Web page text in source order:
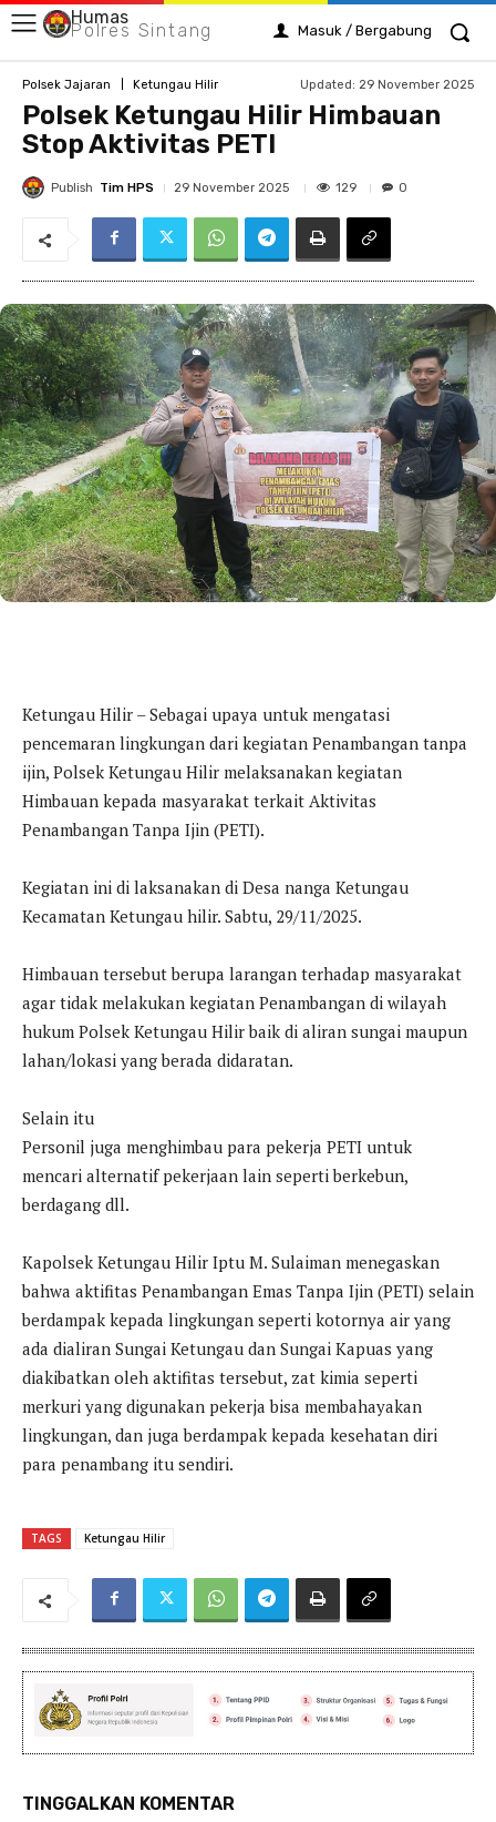
Humas
Polres Sintang Masuk / Bergabung
Polsek Jajaran Ketungau Hilir Updated: 29 November 2025
Polsek Ketungau Hilir Himbauan
Stop Aktivitas PETI
Publish Tim HPS 29 November 2025 129 0
Ketungau Hilir – Sebagai upaya untuk mengatasi
pencemaran lingkungan dari kegiatan Penambangan tanpa
ijin, Polsek Ketungau Hilir melaksanakan kegiatan
Himbauan kepada masyarakat terkait Aktivitas
Penambangan Tanpa Ijin (PETI).
Kegiatan ini di laksanakan di Desa nanga Ketungau
Kecamatan Ketungau hilir. Sabtu, 29/11/2025.
Himbauan tersebut berupa larangan terhadap masyarakat
agar tidak melakukan kegiatan Penambangan di wilayah
hukum Polsek Ketungau Hilir baik di aliran sungai maupun
lahan/lokasi yang berada didaratan.
Selain itu
Personil juga menghimbau para pekerja PETI untuk
mencari alternatif pekerjaan lain seperti berkebun,
berdagang dll.
Kapolsek Ketungau Hilir Iptu M. Sulaiman menegaskan
bahwa aktifitas Penambangan Emas Tanpa Ijin (PETI) selain
berdampak kepada lingkungan seperti kotornya air yang
ada dialiran Sungai Ketungau dan Sungai Kapuas yang
diakibatkan oleh aktifitas tersebut, zat kimia seperti
merkuri yang digunakan pekerja bisa membahayakan
lingkungan, dan juga berdampak kepada kesehatan diri
para penambang itu sendiri.
TAGS Ketungau Hilir
TINGGALKAN KOMENTAR